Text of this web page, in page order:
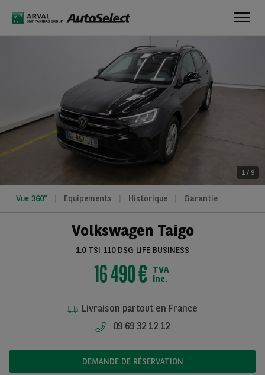
1 / 9
Voir toutes les
Vue 360° Equipements Historique Garantie
Volkswagen Taigo
1.0 TSI 110 DSG LIFE BUSINESS
16 490 € TVA
inc.
Livraison partout en France
09 69 32 12 12
DEMANDE DE RÉSERVATION